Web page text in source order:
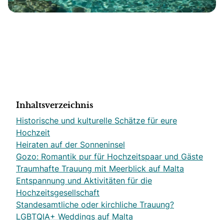
Inhaltsverzeichnis
Historische und kulturelle Schätze für eure
Hochzeit
Heiraten auf der Sonneninsel
Gozo: Romantik pur für Hochzeitspaar und Gäste
Traumhafte Trauung mit Meerblick auf Malta
Entspannung und Aktivitäten für die
Hochzeitsgesellschaft
Standesamtliche oder kirchliche Trauung?
LGBTQIA+ Weddings auf Malta